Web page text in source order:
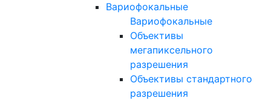
Вариофокальные
Вариофокальные
Объективы
мегапиксельного
разрешения
Объективы стандартного
разрешения